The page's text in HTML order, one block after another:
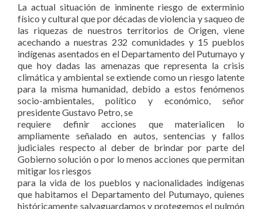
La actual situación de inminente riesgo de exterminio
físico y cultural que por décadas de violencia y saqueo de
las riquezas de nuestros territorios de Origen, viene
acechando a nuestras 232 comunidades y 15 pueblos
indígenas asentados en el Departamento del Putumayo y
que hoy dadas las amenazas que representa la crisis
climática y ambiental se extiende como un riesgo latente
para la misma humanidad, debido a estos fenómenos
socio-ambientales, político y económico, señor
presidente Gustavo Petro, se
requiere definir acciones que materialicen lo
ampliamente señalado en autos, sentencias y fallos
judiciales respecto al deber de brindar por parte del
Gobierno solución o por lo menos acciones que permitan
mitigar los riesgos
para la vida de los pueblos y nacionalidades indígenas
que habitamos el Departamento del Putumayo, quienes
históricamente salvaguardamos y protegemos el pulmón